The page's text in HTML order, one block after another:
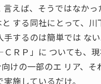
えば、そうではなかっ
する同社にとって、川
手するのは簡単では ない
ＣＲＰ」に ついても、
けの一部のエ リア、
施しているだけ。